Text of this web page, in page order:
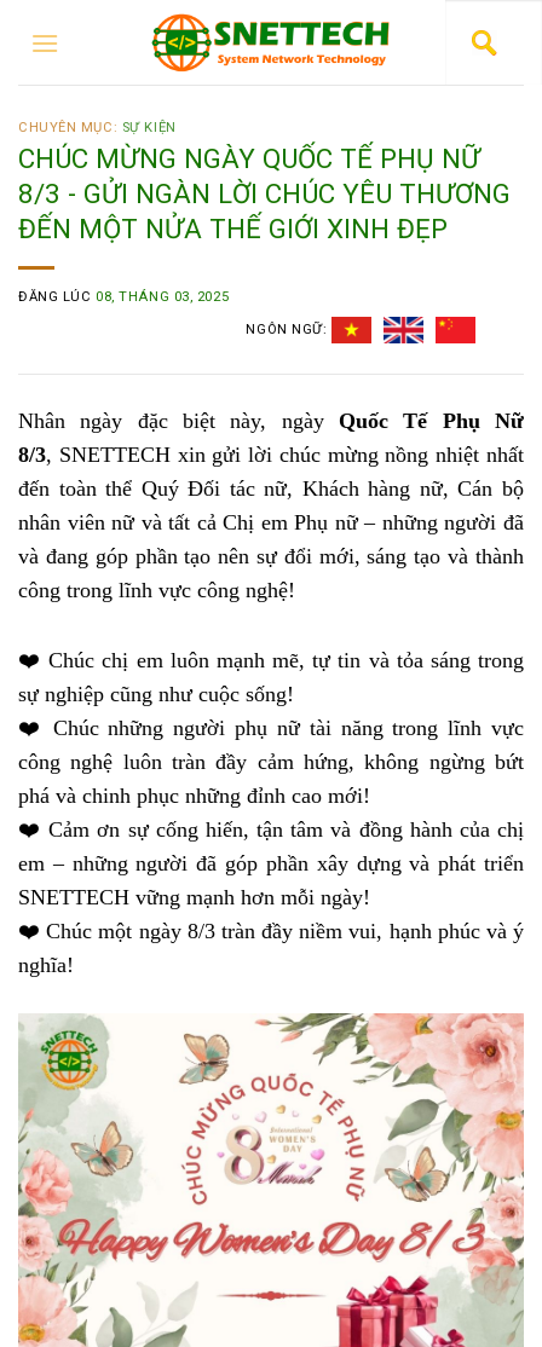
CHUYÊN MỤC: SỰ KIỆN
CHÚC MỪNG NGÀY QUỐC TẾ PHỤ NỮ
8/3 - GỬI NGÀN LỜI CHÚC YÊU THƯƠNG
ĐẾN MỘT NỬA THẾ GIỚI XINH ĐẸP
ĐĂNG LÚC 08, THÁNG 03, 2025
NGÔN NGỮ:
Nhân ngày đặc biệt này, ngày Quốc Tế Phụ Nữ
8/3, SNETTECH xin gửi lời chúc mừng nồng nhiệt nhất
đến toàn thể Quý Đối tác nữ, Khách hàng nữ, Cán bộ
nhân viên nữ và tất cả Chị em Phụ nữ – những người đã
và đang góp phần tạo nên sự đổi mới, sáng tạo và thành
công trong lĩnh vực công nghệ!
❤️ Chúc chị em luôn mạnh mẽ, tự tin và tỏa sáng trong
sự nghiệp cũng như cuộc sống!
❤️ Chúc những người phụ nữ tài năng trong lĩnh vực
công nghệ luôn tràn đầy cảm hứng, không ngừng bứt
phá và chinh phục những đỉnh cao mới!
❤️ Cảm ơn sự cống hiến, tận tâm và đồng hành của chị
em – những người đã góp phần xây dựng và phát triển
SNETTECH vững mạnh hơn mỗi ngày!
❤️ Chúc một ngày 8/3 tràn đầy niềm vui, hạnh phúc và ý
nghĩa!